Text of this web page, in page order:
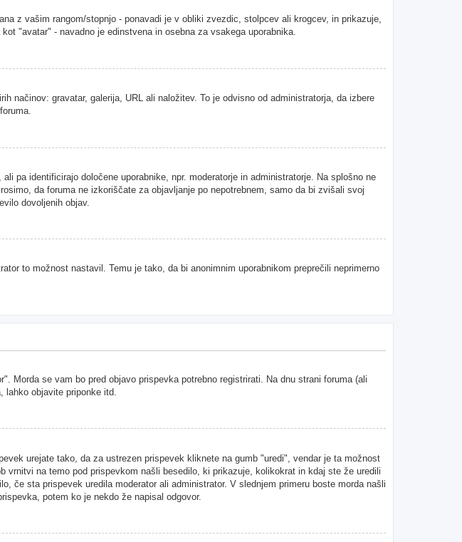
z vašim rangom/stopnjo - ponavadi je v obliki zvezdic, stolpcev ali krogcev, in prikazuje,
"avatar" - navadno je edinstvena in osebna za vsakega uporabnika.
načinov: gravatar, galerija, URL ali naložitev. To je odvisno od administratorja, da izbere
pa identificirajo določene uporabnike, npr. moderatorje in administratorje. Na splošno ne
da foruma ne izkoriščate za objavljanje po nepotrebnem, samo da bi zvišali svoj
dovoljenih objav.
to možnost nastavil. Temu je tako, da bi anonimnim uporabnikom preprečili neprimerno
Morda se vam bo pred objavo prispevka potrebno registrirati. Na dnu strani foruma (ali
objavite priponke itd.
urejate tako, da za ustrezen prispevek kliknete na gumb "uredi", vendar je ta možnost
na temo pod prispevkom našli besedilo, ki prikazuje, kolikokrat in kdaj ste že uredili
če sta prispevek uredila moderator ali administrator. V slednjem primeru boste morda našli
potem ko je nekdo že napisal odgovor.